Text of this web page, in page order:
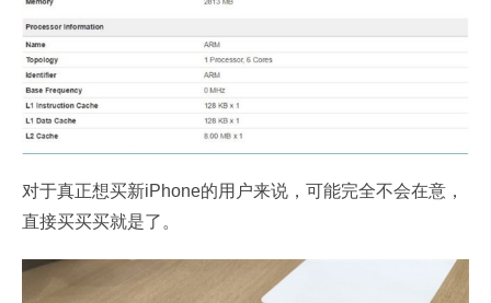
对于真正想买新iPhone的用户来说，可能完全不会在意，
直接买买买就是了。